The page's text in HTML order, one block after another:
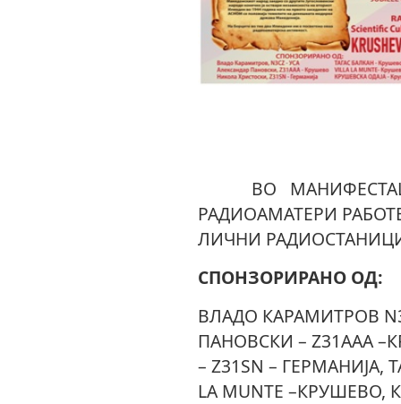
ВО
РАДИОАМАТЕРИ
ЛИЧНИ
СПОНЗОРИРАНО ОД:
ВЛАДО КАРАМИТРОВ
ПАНОВСКИ – Z31AAA
– Z31SN – ГЕРМАНИЈА,
LA MUNTE